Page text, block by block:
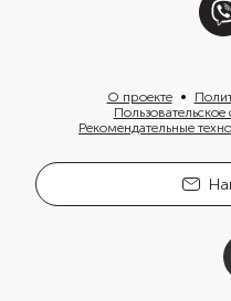
О проекте
Рекомендательные